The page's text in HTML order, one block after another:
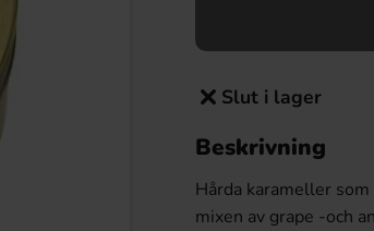
Slut i lager
Beskrivning
Hårda karameller
mixen av grape -och